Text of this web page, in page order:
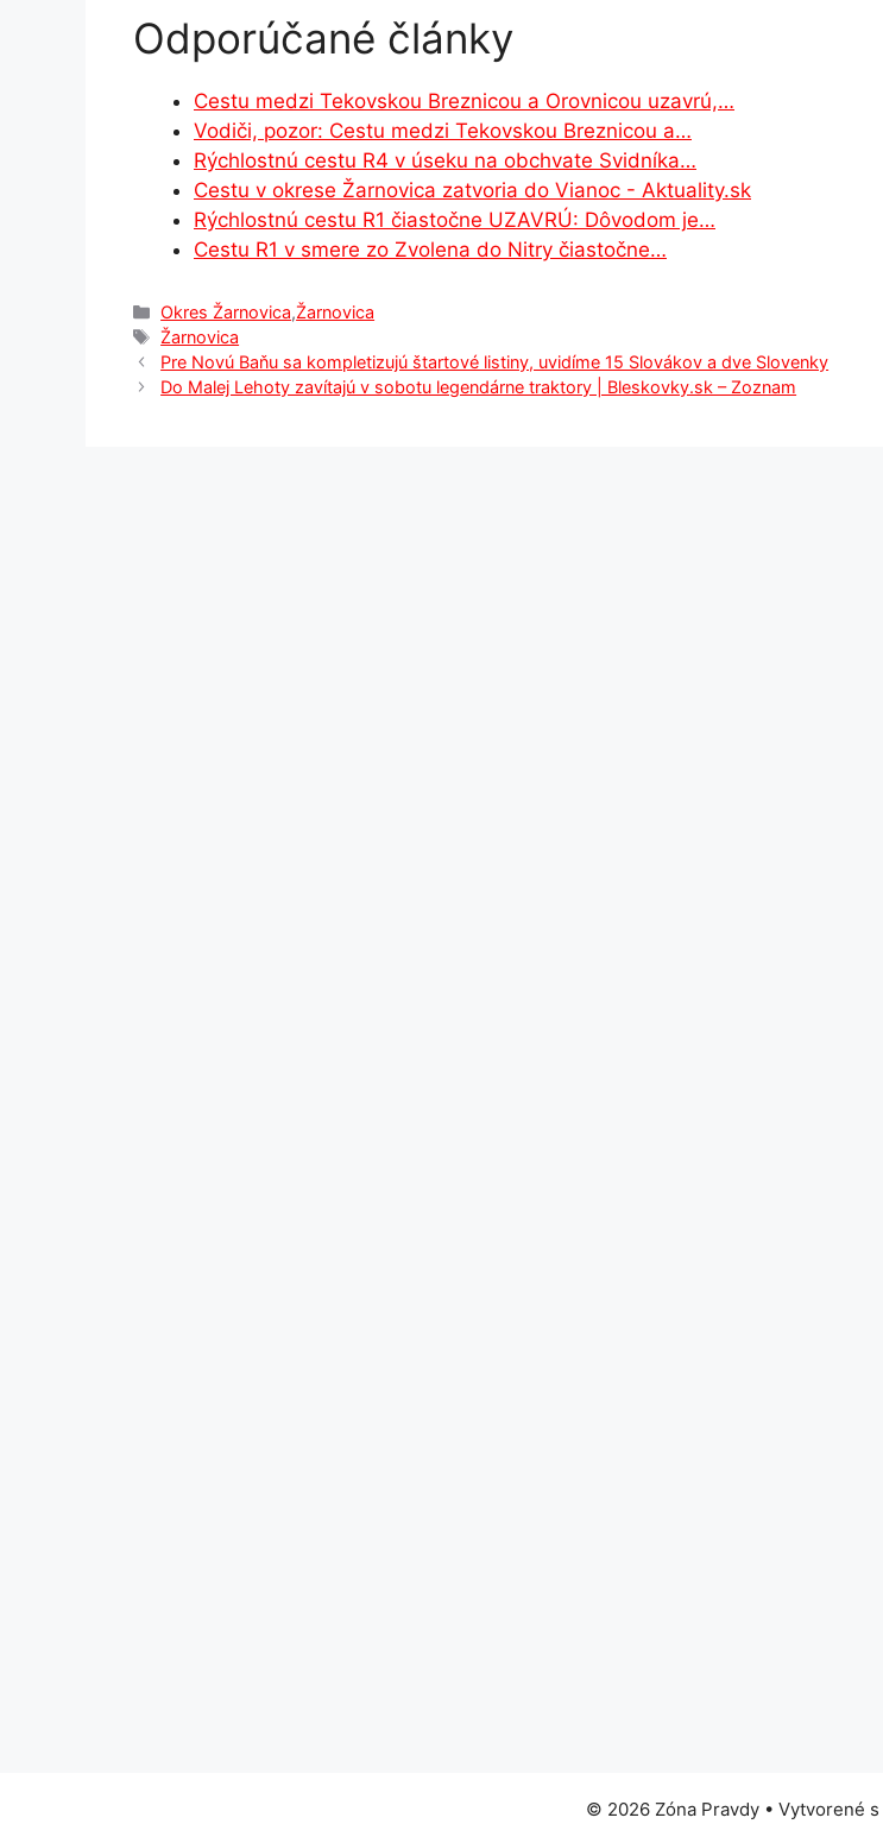
c
e
b
o
o
k
s
s
e
n
g
er
at
A
p
p
k
e
dI
n
e
gr
a
m
ar
Odporúčané články
Cestu medzi Tekovskou Breznicou a Orovnicou uzavrú,…
Vodiči, pozor: Cestu medzi Tekovskou Breznicou a…
Rýchlostnú cestu R4 v úseku na obchvate Svidníka…
Cestu v okrese Žarnovica zatvoria do Vianoc - Aktuality.sk
Rýchlostnú cestu R1 čiastočne UZAVRÚ: Dôvodom je…
Cestu R1 v smere zo Zvolena do Nitry čiastočne…
Kategórie
Okres Žarnovica,Žarnovica
Značky
Žarnovica
Pre Novú Baňu sa kompletizujú štartové listiny, uvidíme 15 Slovákov a dve Slovenky
Do Malej Lehoty zavítajú v sobotu legendárne traktory | Bleskovky.sk – Zoznam
© 2026 Zóna Pravdy • Vytvorené s